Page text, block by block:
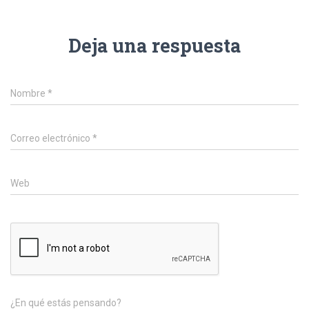
Deja una respuesta
Nombre *
Correo electrónico *
Web
¿En qué estás pensando?